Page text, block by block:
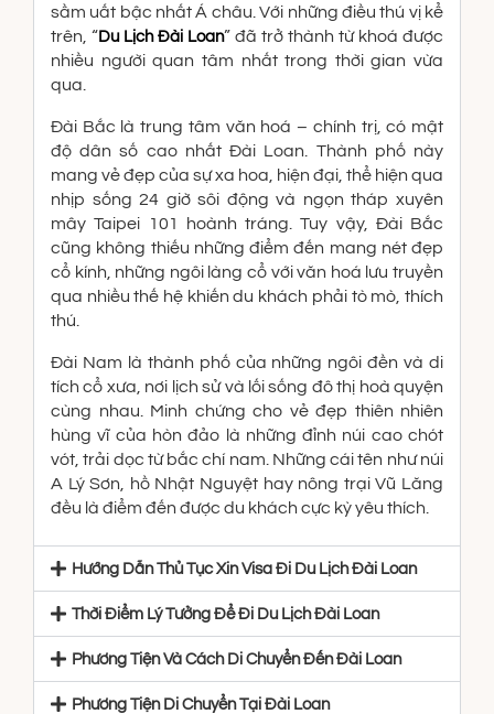
sầm uất bậc nhất Á châu. Với những điều thú vị kể
trên, “ Du Lịch Đài Loan” đã trở thành từ khoá được
nhiều người quan tâm nhất trong thời gian vừa
qua.
Đài Bắc là trung tâm văn hoá – chính trị, có mật
độ dân số cao nhất Đài Loan. Thành phố này
mang vẻ đẹp của sự xa hoa, hiện đại, thể hiện qua
nhịp sống 24 giờ sôi động và ngọn tháp xuyên
mây Taipei 101 hoành tráng. Tuy vậy, Đài Bắc
cũng không thiếu những điểm đến mang nét đẹp
cổ kính, những ngôi làng cổ với văn hoá lưu truyền
qua nhiều thế hệ khiến du khách phải tò mò, thích
thú.
Đài Nam là thành phố của những ngôi đền và di
tích cổ xưa, nơi lịch sử và lối sống đô thị hoà quyện
cùng nhau. Minh chứng cho vẻ đẹp thiên nhiên
hùng vĩ của hòn đảo là những đỉnh núi cao chót
vót, trải dọc từ bắc chí nam. Những cái tên như núi
A Lý Sơn, hồ Nhật Nguyệt hay nông trại Vũ Lăng
đều là điểm đến được du khách cực kỳ yêu thích.
Hướng Dẫn Thủ Tục Xin Visa Đi Du Lịch Đài Loan
Thời Điểm Lý Tưởng Để Đi Du Lịch Đài Loan
Phương Tiện Và Cách Di Chuyển Đến Đài Loan
Phương Tiện Di Chuyển Tại Đài Loan